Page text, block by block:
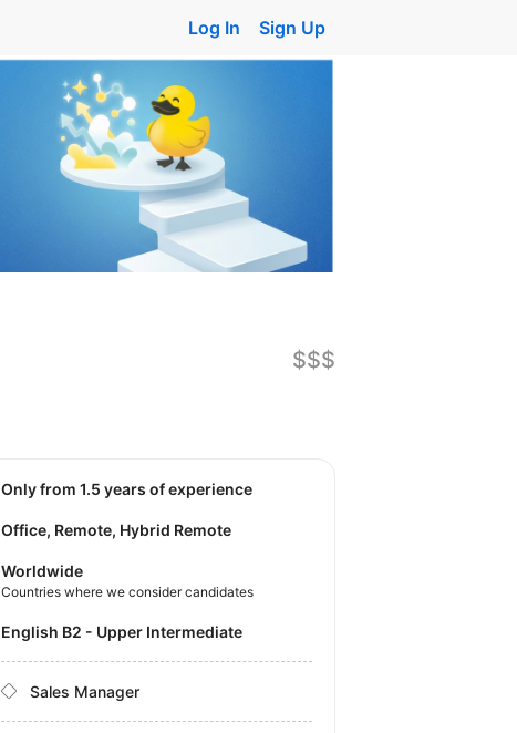
Log In Sign Up
$$$
Only from 1.5 years of experience
Office, Remote, Hybrid Remote
Worldwide
Countries where we consider candidates
English B2 - Upper Intermediate
Sales Manager